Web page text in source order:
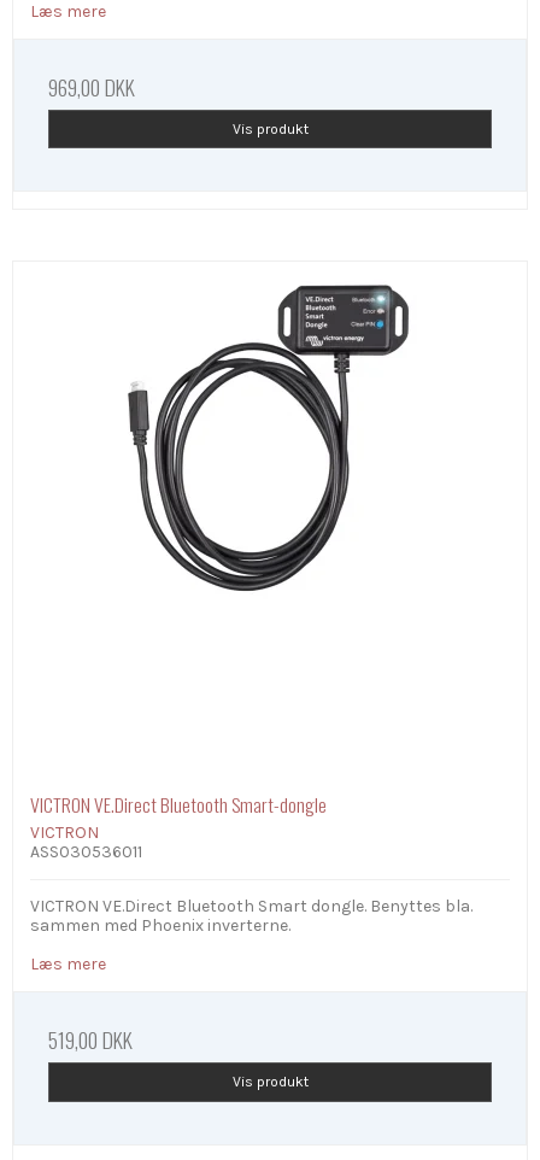
Læs mere
969,00 DKK
Vis produkt
VICTRON VE.Direct Bluetooth Smart-dongle
VICTRON
ASS030536011
VICTRON VE.Direct Bluetooth Smart dongle. Benyttes bla.
sammen med Phoenix inverterne.
Læs mere
519,00 DKK
Vis produkt